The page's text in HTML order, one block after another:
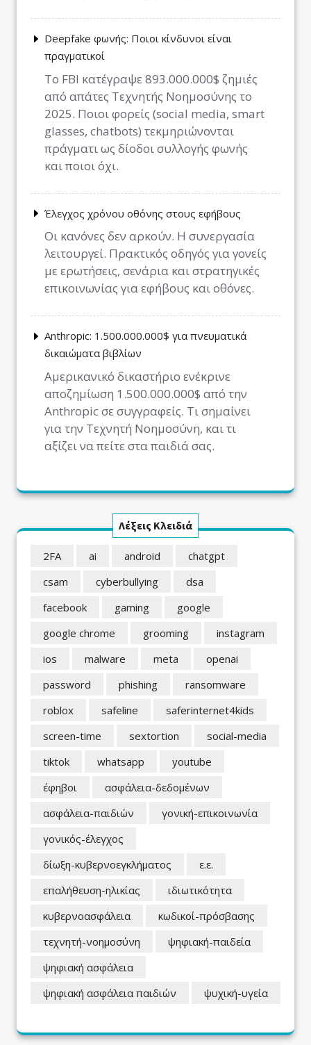
Deepfake φωνής: Ποιοι κίνδυνοι είναι
πραγματικοί
Το FBI κατέγραψε 893.000.000$ ζημιές
από απάτες Τεχνητής Νοημοσύνης το
2025. Ποιοι φορείς (social media, smart
glasses, chatbots) τεκμηριώνονται
πράγματι ως δίοδοι συλλογής φωνής
και ποιοι όχι.
Έλεγχος χρόνου οθόνης στους εφήβους
Οι κανόνες δεν αρκούν. Η συνεργασία
λειτουργεί. Πρακτικός οδηγός για γονείς
με ερωτήσεις, σενάρια και στρατηγικές
επικοινωνίας για εφήβους και οθόνες.
Anthropic: 1.500.000.000$ για πνευματικά
δικαιώματα βιβλίων
Αμερικανικό δικαστήριο ενέκρινε
αποζημίωση 1.500.000.000$ από την
Anthropic σε συγγραφείς. Τι σημαίνει
για την Τεχνητή Νοημοσύνη, και τι
αξίζει να πείτε στα παιδιά σας.
Λέξεις Κλειδιά
2FA ai android
chatgpt
csam
cyberbullying
dsa
facebook
gaming
google
google chrome
grooming
instagram
ios
malware meta
openai
password
phishing
ransomware
roblox
safeline
saferinternet4kids
screen-time
sextortion
social-media
tiktok
whatsapp
youtube
έφηβοι
ασφάλεια-δεδομένων
ασφάλεια-παιδιών
γονική-επικοινωνία
γονικός-έλεγχος
δίωξη-κυβερνοεγκλήματος
ε.ε.
επαλήθευση-ηλικίας
ιδιωτικότητα
κυβερνοασφάλεια
κωδικοί-πρόσβασης
τεχνητή-νοημοσύνη
ψηφιακή-παιδεία
ψηφιακή ασφάλεια
ψηφιακή ασφάλεια παιδιών
ψυχική-υγεία